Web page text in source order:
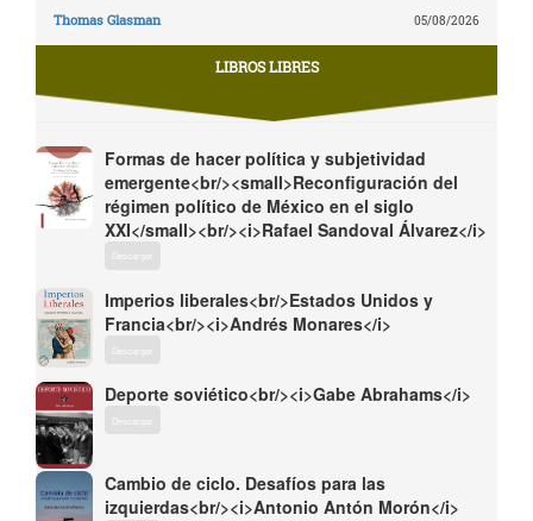
Thomas Glasman 05/08/2026
LIBROS LIBRES
Formas de hacer política y subjetividad
emergente<br/><small>Reconfiguración del
régimen político de México en el siglo
XXI</small><br/><i>Rafael Sandoval Álvarez</i>
Descargar
Imperios liberales<br/>Estados Unidos y
Francia<br/><i>Andrés Monares</i>
Descargar
Deporte soviético<br/><i>Gabe Abrahams</i>
Descargar
Cambio de ciclo. Desafíos para las
izquierdas<br/><i>Antonio Antón Morón</i>